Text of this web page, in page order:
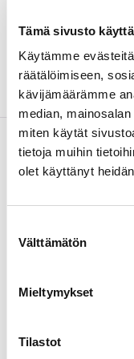
Tämä sivusto
Käytämme
räätälöimiseen,
kävijämäärämme
median,
miten käytät
tietoja muihin
olet käyttänyt
valinta
Välttämätön
Mieltymykset
Tilastot
tilanne ulkoapäin
Pirkanmaan
Toivonen.
Lue